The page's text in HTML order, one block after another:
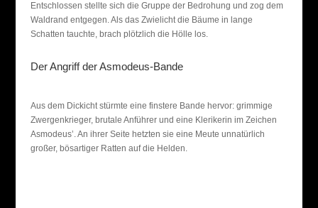
Entschlossen stellte sich die Gruppe der Bedrohung und zog dem
Waldrand entgegen. Als das Zwielicht die Bäume in lange
Schatten tauchte, brach plötzlich die Hölle los.
Der Angriff der Asmodeus-Bande
Aus dem Dickicht stürmte eine finstere Bande hervor: grimmige
Zwergenkrieger, brutale Anführer und eine Klerikerin im Zeichen
Asmodeus’. An ihrer Seite hetzten sie eine Meute unnatürlich
großer, bösartiger Ratten auf die Helden.